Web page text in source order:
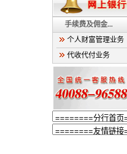
手续费及佣金...
个人财富管理业务
代收代付业务